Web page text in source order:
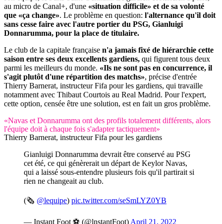
au micro de Canal+, d'une «situation difficile» et de sa volonté
que «ça change». Le problème en question: l'alternance qu'il doit
sans cesse faire avec l'autre portier du PSG, Gianluigi
Donnarumma, pour la place de titulaire.
Le club de la capitale française n'a jamais fixé de hiérarchie cette
saison entre ses deux excellents gardiens, qui figurent tous deux
parmi les meilleurs du monde. «Ils ne sont pas en concurrence, il
s'agit plutôt d'une répartition des matchs», précise d'entrée
Thierry Barnerat, instructeur Fifa pour les gardiens, qui travaille
notamment avec Thibaut Courtois au Real Madrid. Pour l'expert,
cette option, censée être une solution, est en fait un gros problème.
«Navas et Donnarumma ont des profils totalement différents, alors
l'équipe doit à chaque fois s'adapter tactiquement»
Thierry Barnerat, instructeur Fifa pour les gardiens
Gianluigi Donnarumma devrait être conservé au PSG
cet été, ce qui génèrerait un départ de Keylor Navas,
qui a laissé sous-entendre plusieurs fois qu'il partirait si
rien ne changeait au club.
(🗞️ @lequipe) pic.twitter.com/seSmLYZ0YB
— Instant Foot ⚽️ (@lnstantFoot) April 21, 2022